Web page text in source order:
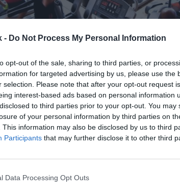
- Do Not Process My Personal Information
opt-out of the sale, sharing to third parties, or
for targeted advertising by us, please use the
selection. Please note that after your opt-out request
interest-based ads based on personal information
to third parties prior to your opt-out. You
of your personal information by third parties on
This information may also be disclosed by us to third
Participants that may further disclose it to other third
Data Processing Opt Outs
18 de enero de 2023
Guardar
de las ciudades españolas con mayor
Y, e